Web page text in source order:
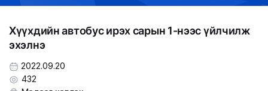
ЗАХИРАМЖ ШИЙДВЭР
ИЛ ТОД БАЙДАЛ
Хүүхдийн автобус ирэх сарын 1-нээс үйлчилж
эхэлнэ
2022.09.20
432